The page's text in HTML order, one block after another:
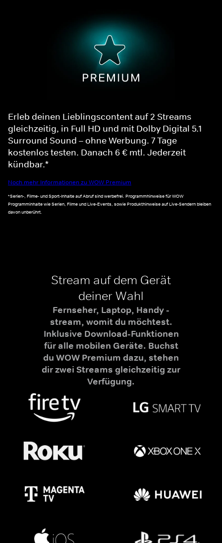
Erleb deinen Lieblingscontent auf 2 Streams
gleichzeitig, in Full HD und mit Dolby Digital 5.1
Surround Sound – ohne Werbung. 7 Tage
kostenlos testen. Danach 6 € mtl. Jederzeit
kündbar.*
Noch mehr Informationen zu WOW Premium
*Serien-, Filme- und Sport-Inhalte auf Abruf sind werbefrei. Programmhinweise für WOW
Programminhalte wie Serien, Filme und Live-Events, sowie Produkthinweise auf Live-Sendern bleiben
davon unberührt.
Stream auf dem Gerät
deiner Wahl
Fernseher, Laptop, Handy -
stream, womit du möchtest.
Inklusive Download-Funktionen
für alle mobilen Geräte. Buchst
du WOW Premium dazu, stehen
dir zwei Streams gleichzeitig zur
Verfügung.